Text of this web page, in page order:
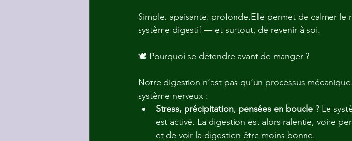
Simple, apaisante, profonde.Elle permet de calmer le
système digestif — et surtout, de revenir à soi.
🕊 Pourquoi se détendre avant de manger ?
Notre digestion n’est pas qu’un processus
système nerveux :
Stress, précipitation, pensées en boucle ? Le
est activé. La digestion est alors ralentie, voire
et de voir la digestion être moins bonne.